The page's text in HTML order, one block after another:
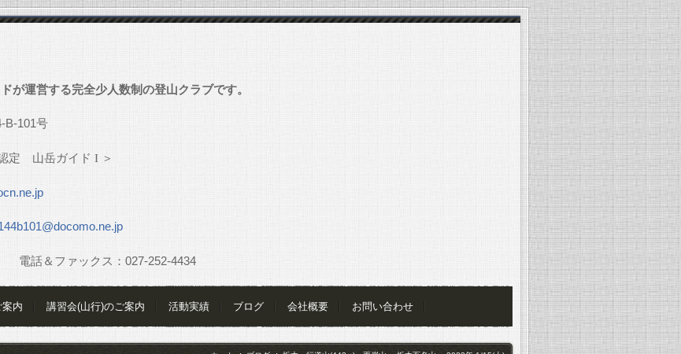
が運営する完全少人数制の登山クラブです。
B-101号
定 山岳ガイド I ＞
＆ファックス： 027-252-4434
内 講習会(山行)のご案内 活動実績 ブログ 会社概要 お問い合わせ